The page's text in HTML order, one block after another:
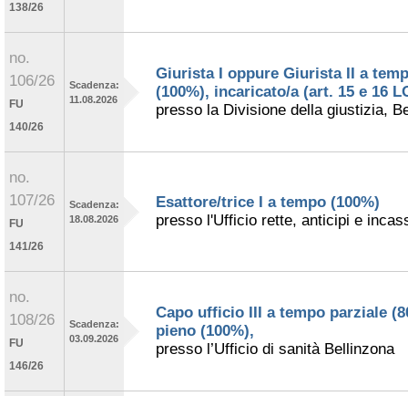
138/26
no.
106/26
FU
140/26
Scadenza:
11.08.2026
Giurista I oppure Giurista II a
(100%), incaricato/a (art. 15 e 16
presso la Divisione della giustizia,
no.
107/26
FU
141/26
Scadenza:
18.08.2026
Esattore/trice I a tempo (100%)
presso l'Ufficio rette, anticipi e
no.
108/26
FU
146/26
Scadenza:
03.09.2026
Capo ufficio III a tempo parziale
pieno (100%),
presso l’Ufficio di sanità Bellinzona